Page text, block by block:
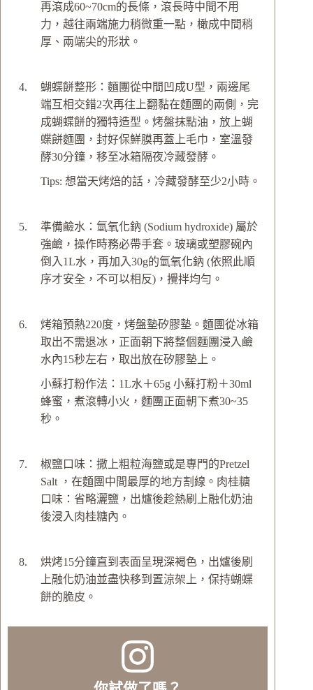
再滾成60~70cm的長條，滾長時中間不用
力，越往兩端施力稍微重一點，橄成中間稍
厚、兩端尖的形狀。
蝴蝶餅整形：麵團從中間凹成U型，兩邊尾
端互相交錯2次再往上翻黏在麵團的兩側，完
成蝴蝶餅的獨特造型。烤盤抹點油，放上蝴
蝶餅麵團，封好保鮮膜再蓋上毛巾，室溫發
酵30分鐘，移至冰箱隔夜冷藏發酵。
Tips: 想當天烤焙的話，冷藏發酵至少2小時。
準備鹼水：氫氧化鈉 (Sodium hydroxide) 屬於
強鹼，操作時務必帶手套。玻璃或塑膠碗內
倒入1L水，再加入30g的氫氧化鈉 (依照此順
序才安全，不可以相反)，攪拌均勻。
烤箱預熱220度，烤盤墊矽膠墊。麵團從冰箱
取出不需退冰，正面朝下將整個麵團浸入鹼
水內15秒左右，取出放在矽膠墊上。
小蘇打粉作法：1L水＋65g 小蘇打粉＋30ml
蜂蜜，煮滾轉小火，麵團正面朝下煮30~35
秒。
椒鹽口味：撒上粗粒海鹽或是專門的Pretzel
Salt ，在麵團中間最厚的地方割線。肉桂糖
口味：省略灑鹽，出爐後趁熱刷上融化奶油
後浸入肉桂糖內。
烘烤15分鐘直到表面呈現深褐色，出爐後刷
上融化奶油並盡快移到置涼架上，保持蝴蝶
餅的脆皮。